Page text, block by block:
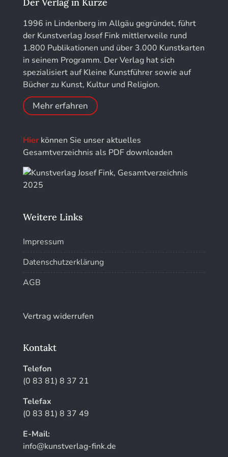
Kunstführer M
Kunstführer NO
Kunstführer PQ
Kunstführer R
Kunstführer Sch
Kunstführer St
Jahresschriften der DGC Deutsche Gesellschaft
für Chronometrie
Jahrbuch der Stiftung Thüringer Schlösser und
Gärten
Der Verlag in Kürze
1996 in Lindenberg im Allgäu gegründet, führt
der Kunstverlag Josef Fink mittlerweile rund
1.800 Publikationen und über 3.000 Kunstkarten
in seinem Programm. Der Verlag hat sich
spezialisiert auf Kleine Kunstführer sowie auf
Bücher zu Kunst, Kultur und Religion.
Mehr erfahren
Hierkönnen Sie unser aktuelles
Gesamtverzeichnis als PDF downloaden
Weitere Links
Impressum
Datenschutzerklärung
AGB
Vertrag widerrufen
Kontakt
Telefon
(0 83 81) 8 37 21
Telefax
(0 83 81) 8 37 49
E-Mail:
info@kunstverlag-fink.de